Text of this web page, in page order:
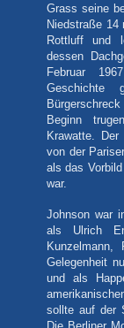
Grass seine
Niedstraße
Rottluff und
dessen
Februar
Beginn
Krawatte.
von der
als das
war.
Johnson war
als Ulrich
Gelegenheit
und als
sollte auf der